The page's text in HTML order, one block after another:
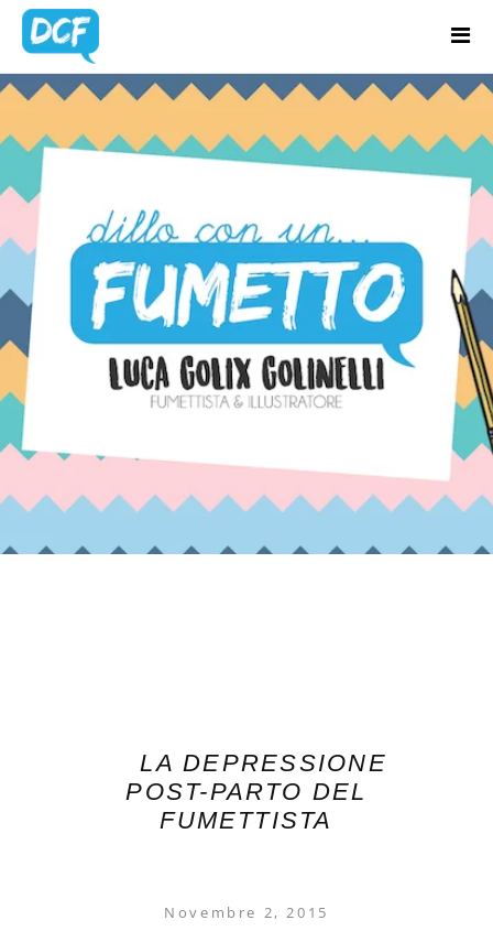
Home
Chi Sono
Lavora con me
Portfolio
Blog
Contatti
BLOG
UPDATES
Latest news & updates
LA DEPRESSIONE
POST-PARTO DEL
FUMETTISTA
Novembre 2, 2015